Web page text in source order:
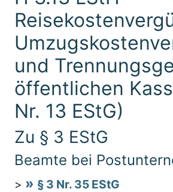
und
öffentlichen
Nr. 13 EStG)
Zu § 3 EStG
Beamte bei
> § 3 Nr. 35 EStG